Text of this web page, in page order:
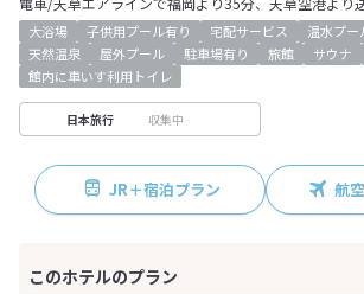
大浴場 子供用プール有り 宅配サービス 温水プー
天然温泉
屋外プール 駐車場有り 旅館 サウナ
館内に車いす利用トイレ
日本旅行 収集中
JR＋宿泊プラン 航